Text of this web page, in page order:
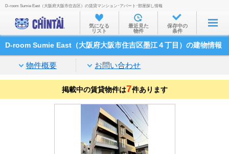
お部屋を探す
沿線・駅から
家賃相場から
通勤通学時間から
物件特集から
不動産会社から
TOP
D-room Sumie East（大阪府大阪市住吉区）の賃貸マンション･アパート･部屋探し情報
気になる
リスト
最近見た
物件
保存中の
条件
D-room Sumie East（大阪府大阪市住吉区墨江４丁目）の建物情報
物件概要 お問い合わせ
掲載中の賃貸物件は7件あります